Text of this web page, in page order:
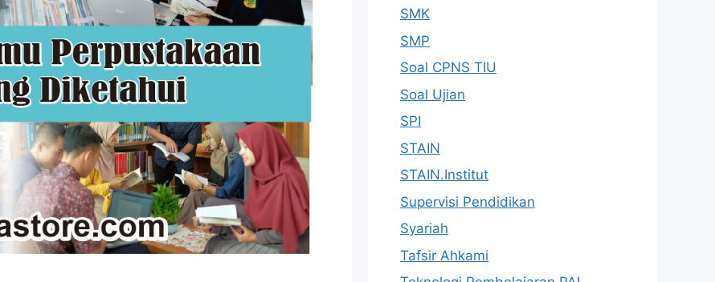
SMK
SMP
Soal CPNS TIU
Soal Ujian
SPI
STAIN
STAIN.Institut
Supervisi Pendidikan
Syariah
Tafsir Ahkami